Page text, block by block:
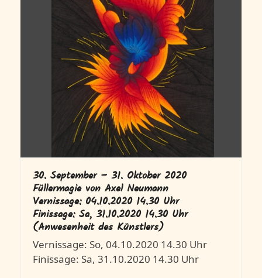
30. September – 31. Oktober 2020
Füllermagie von Axel Neumann
Vernissage: 04.10.2020 14.30 Uhr
Finissage: Sa, 31.10.2020 14.30 Uhr
(Anwesenheit des Künstlers)
Vernissage: So, 04.10.2020 14.30 Uhr
Finissage: Sa, 31.10.2020 14.30 Uhr